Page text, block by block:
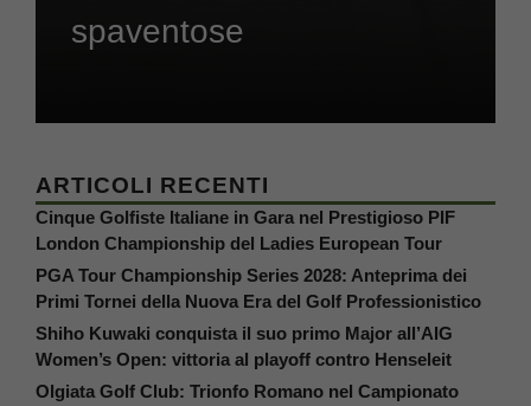
spaventose
ARTICOLI RECENTI
Cinque Golfiste Italiane in Gara nel Prestigioso PIF
London Championship del Ladies European Tour
PGA Tour Championship Series 2028: Anteprima dei
Primi Tornei della Nuova Era del Golf Professionistico
Shiho Kuwaki conquista il suo primo Major all’AIG
Women’s Open: vittoria al playoff contro Henseleit
Olgiata Golf Club: Trionfo Romano nel Campionato